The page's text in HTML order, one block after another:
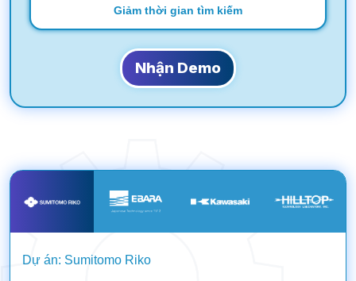
Giảm thời gian tìm kiếm
Nhận Demo
Dự án: Sumitomo Riko